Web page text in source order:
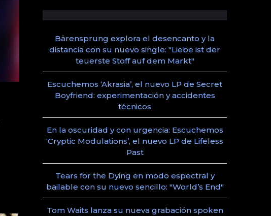
Bärensprung explora el desencanto y la
distancia con su nuevo single: "Liebe ist der
teuerste Stoff auf dem Markt"
Escuchemos ‘Akrasia’, el nuevo LP de Secret
Boyfriend: experimentación y accidentes
técnicos
En la oscuridad y con urgencia: Escuchemos
‘Cryptic Modulations’, el nuevo LP de Lifeless
Past
Tears for the Dying en modo espectral y
bailable con su nuevo sencillo: "World’s End"
Tom Waits lanza su nueva grabación spoken